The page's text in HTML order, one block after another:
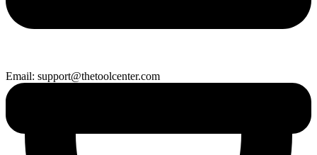
Email: support@thetoolcenter.com